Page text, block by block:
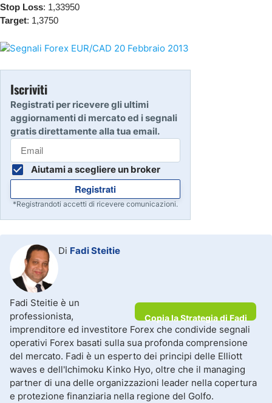
Stop Loss: 1,33950
Target: 1,3750
Iscriviti
Registrati per ricevere gli ultimi
aggiornamenti di mercato ed i segnali
gratis direttamente alla tua email.
Aiutami a scegliere un broker
Registrati
*Registrandoti accetti di ricevere comunicazioni.
Di Fadi Steitie
Copia la Strategia di Fadi
Fadi Steitie è un
professionista,
imprenditore ed investitore Forex che condivide segnali
operativi Forex basati sulla sua profonda comprensione
del mercato. Fadi è un esperto dei principi delle Elliott
waves e dell'Ichimoku Kinko Hyo, oltre che il managing
partner di una delle organizzazioni leader nella copertura
e protezione finanziaria nella regione del Golfo.